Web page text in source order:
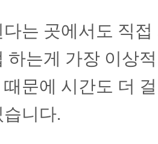
는 곳에서도 직
하는게 가장 이상
문에 시간도 더
니다.